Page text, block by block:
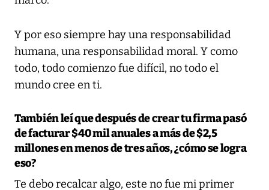
Y por eso siempre hay una responsabilidad
humana, una responsabilidad moral. Y como
todo, todo comienzo fue difícil, no todo el
mundo cree en ti.
También leí que después de crear tu firma pasó
de facturar $40 mil anuales a más de $2,5
millones en menos de tres años, ¿cómo se logra
eso?
Te debo recalcar algo, este no fue mi primer